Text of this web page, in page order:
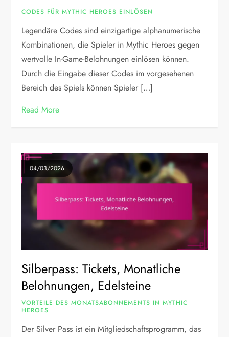
CODES FÜR MYTHIC HEROES EINLÖSEN
Legendäre Codes sind einzigartige alphanumerische
Kombinationen, die Spieler in Mythic Heroes gegen
wertvolle In-Game-Belohnungen einlösen können.
Durch die Eingabe dieser Codes im vorgesehenen
Bereich des Spiels können Spieler […]
Read More
04/03/2026
Silberpass: Tickets, Monatliche
Belohnungen, Edelsteine
VORTEILE DES MONATSABONNEMENTS IN MYTHIC
HEROES
Der Silver Pass ist ein Mitgliedschaftsprogramm, das